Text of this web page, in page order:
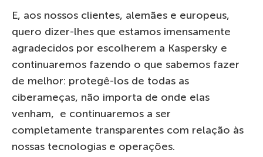
E, aos nossos clientes, alemães e europeus,
quero dizer-lhes que estamos imensamente
agradecidos por escolherem a Kaspersky e
continuaremos fazendo o que sabemos fazer
de melhor: protegê-los de todas as
ciberameças, não importa de onde elas
venham, e continuaremos a ser
completamente transparentes com relação às
nossas tecnologias e operações.